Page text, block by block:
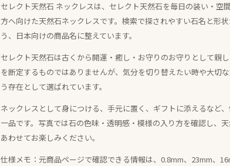
セレクト天然石 ネックレスは、セレクト天然石を毎日の装い・空
方へ向けた天然石ネックレスです。検索で探されやすい石名と形
う、日本向けの商品名に整えています。
セレクト天然石は古くから開運・癒し・お守りのお守りとして親
を断定するものではありませんが、気分を切り替えたい時や大切
う存在として選ばれています。
ネックレスとして身につける、手元に置く、ギフトに添えるなど
一品です。写真では石の色味・透明感・模様の入り方を確認し、
あわせてお楽しみください。
仕様メモ：元商品ページで確認できる情報は、0.8mm、23mm、